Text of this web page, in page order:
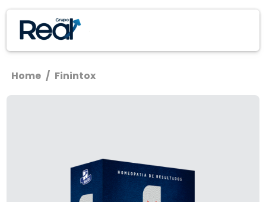
Home / Finintox